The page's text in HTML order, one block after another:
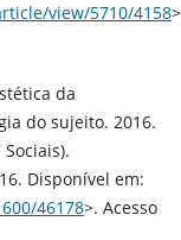
view/5710/4158>
da
do sujeito. 2016.
Disponível em:
46178>. Acesso